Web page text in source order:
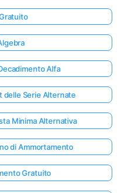
Alfa
delle Serie Alternate
Minima Alternativa
di Ammortamento
Gratuito